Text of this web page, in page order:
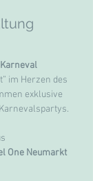
im Herzen des
exklusive
One Neumarkt